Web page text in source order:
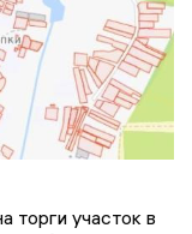
торги участок в